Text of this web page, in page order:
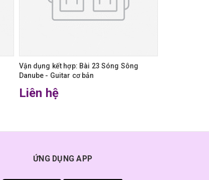
Vận dụng kết hợp: Bài 23 Sóng Sông
Danube - Guitar cơ bản
Liên hệ
ỨNG DỤNG APP